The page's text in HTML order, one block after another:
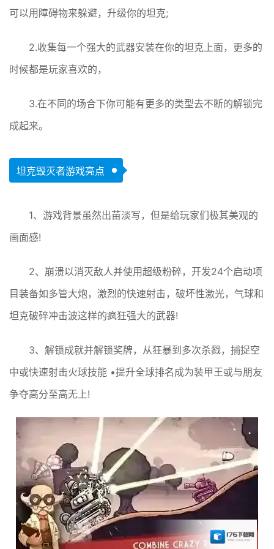
可以用障碍物来躲避，升级你的坦克;
2.收集每一个强大的武器安装在你的坦克上面，更多的
时候都是玩家喜欢的，
3.在不同的场合下你可能有更多的类型去不断的解锁完
成起来。
坦克毁灭者游戏亮点
1、游戏背景虽然出苗淡写，但是给玩家们极其美观的
画面感!
2、崩溃以消灭敌人并使用超级粉碎，开发24个启动项
目装备如多管大炮，激烈的快速射击，破坏性激光，气球和
坦克破碎冲击波这样的疯狂强大的武器!
3、解锁成就并解锁奖牌，从狂暴到多次杀戮，捕捉空
中或快速射击火球技能 •提升全球排名成为装甲王或与朋友
争夺高分至高无上!